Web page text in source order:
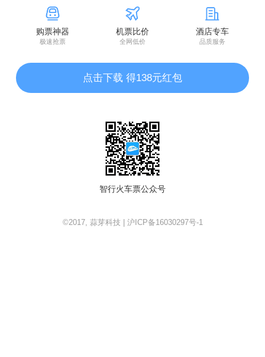
购票神器
极速抢票
机票比价
全网低价
酒店专车
品质服务
点击下载 得138元红包
智行火车票公众号
©2017, 蒜芽科技 | 沪ICP备16030297号-1